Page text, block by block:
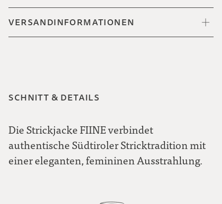
VERSANDINFORMATIONEN
SCHNITT & DETAILS
Die Strickjacke FIINE verbindet
authentische Südtiroler Stricktradition mit
einer eleganten, femininen Ausstrahlung.